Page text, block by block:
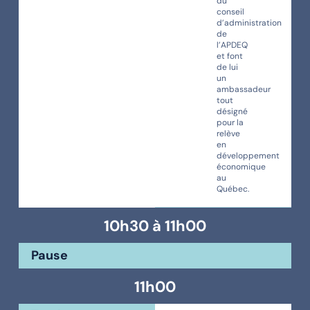
conseil
d’administration
de
l’APDEQ
et font
de lui
un
ambassadeur
tout
désigné
pour la
relève
en
développement
économique
au
Québec.
10h30 à 11h00
Pause
11h00